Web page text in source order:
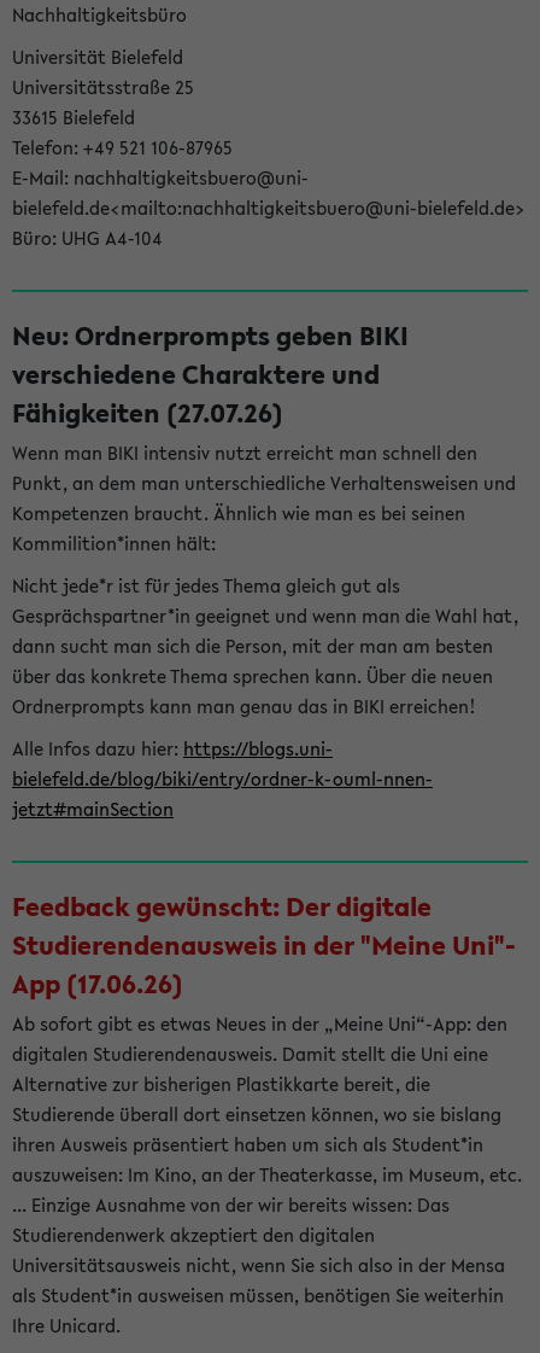
Nachhaltigkeitsbüro
Universität Bielefeld
Universitätsstraße 25
33615 Bielefeld
Telefon: +49 521 106-87965
E-Mail: nachhaltigkeitsbuero@uni-
bielefeld.de<mailto:nachhaltigkeitsbuero@uni-bielefeld.de>
Büro: UHG A4-104
Neu: Ordnerprompts geben BIKI
verschiedene Charaktere und
Fähigkeiten (27.07.26)
Wenn man BIKI intensiv nutzt erreicht man schnell den
Punkt, an dem man unterschiedliche Verhaltensweisen und
Kompetenzen braucht. Ähnlich wie man es bei seinen
Kommilition*innen hält:
Nicht jede*r ist für jedes Thema gleich gut als
Gesprächspartner*in geeignet und wenn man die Wahl hat,
dann sucht man sich die Person, mit der man am besten
über das konkrete Thema sprechen kann. Über die neuen
Ordnerprompts kann man genau das in BIKI erreichen!
Alle Infos dazu hier: https://blogs.uni-
bielefeld.de/blog/biki/entry/ordner-k-ouml-nnen-
jetzt#mainSection
Feedback gewünscht: Der digitale
Studierendenausweis in der "Meine Uni"-
App (17.06.26)
Ab sofort gibt es etwas Neues in der „Meine Uni“-App: den
digitalen Studierendenausweis. Damit stellt die Uni eine
Alternative zur bisherigen Plastikkarte bereit, die
Studierende überall dort einsetzen können, wo sie bislang
ihren Ausweis präsentiert haben um sich als Student*in
auszuweisen: Im Kino, an der Theaterkasse, im Museum, etc.
... Einzige Ausnahme von der wir bereits wissen: Das
Studierendenwerk akzeptiert den digitalen
Universitätsausweis nicht, wenn Sie sich also in der Mensa
als Student*in ausweisen müssen, benötigen Sie weiterhin
Ihre Unicard.